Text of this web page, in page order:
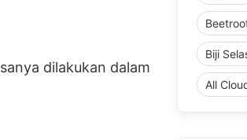
dilakukan dalam
Biji
All